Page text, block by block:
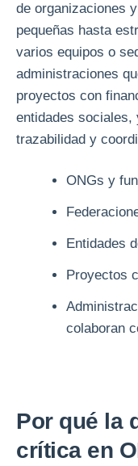
de organizaciones
pequeñas hasta
varios equipos o
administraciones
proyectos con
entidades sociales,
trazabilidad y
ONGs y
Entidades
Proyectos
colaboran
Por qué la
crítica en